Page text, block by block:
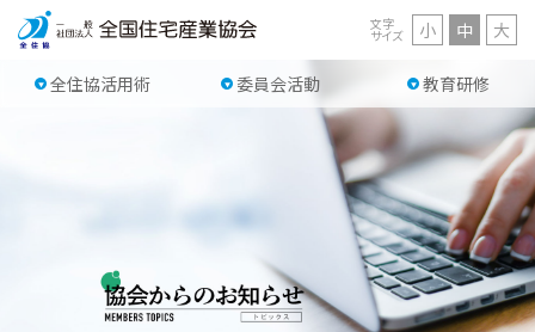
全住協活用術 委員会活動 教育研修
文字
サイズ 小 中 大